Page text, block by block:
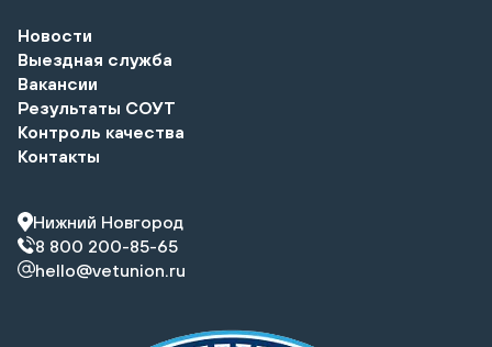
Новости
Выездная служба
Вакансии
Результаты СОУТ
Контроль качества
Контакты
Нижний Новгород
8 800 200-85-65
hello@vetunion.ru